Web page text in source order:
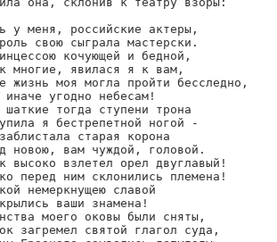
у меня, российские актеры,
свою сыграла мастерски.
кочующей и бедной,
многие, явилася я к вам,
жизнь моя могла пройти бесследно,
угодно небесам!
шаткие тогда ступени трона
я бестрепетной ногой -
старая корона
новою, вам чуждой, головой.
высоко взлетел орел двуглавый!
перед ним склонились племена!
немеркнущею славой
ваши знамена!
моего оковы были сняты,
загремел святой глагол суда,